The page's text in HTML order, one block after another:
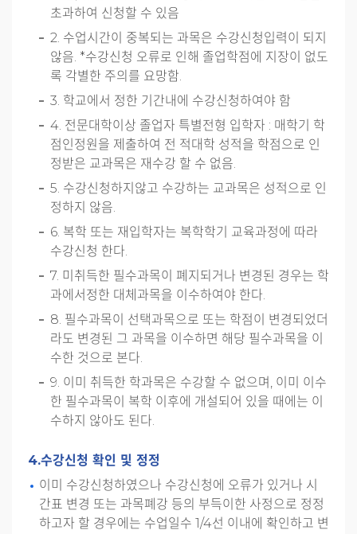
초과하여 신청할 수 있음
2. 수업시간이 중복되는 과목은 수강신청입력이 되지
않음. *수강신청 오류로 인해 졸업학점에 지장이 없도
록 각별한 주의를 요망함.
3. 학교에서 정한 기간내에 수강신청하여야 함
4. 전문대학이상 졸업자 특별전형 입학자 : 매학기 학
점인정원을 제출하여 전 적대학 성적을 학점으로 인
정받은 교과목은 재수강 할 수 없음.
5. 수강신청하지않고 수강하는 교과목은 성적으로 인
정하지 않음.
6. 복학 또는 재입학자는 복학학기 교육과정에 따라
수강신청 한다.
7. 미취득한 필수과목이 폐지되거나 변경된 경우는 학
과에서정한 대체과목을 이수하여야 한다.
8. 필수과목이 선택과목으로 또는 학점이 변경되었더
라도 변경된 그 과목을 이수하면 해당 필수과목을 이
수한 것으로 본다.
9. 이미 취득한 학과목은 수강할 수 없으며, 이미 이수
한 필수과목이 복학 이후에 개설되어 있을 때에는 이
수하지 않아도 된다.
4.수강신청 확인 및 정정
이미 수강신청하였으나 수강신청에 오류가 있거나 시
간표 변경 또는 과목폐강 등의 부득이한 사정으로 정정
하고자 할 경우에는 수업일수 1/4선 이내에 확인하고 변